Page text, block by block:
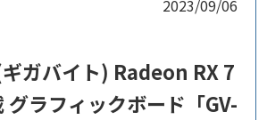
2023/09/06
ガバイト) Radeon RX 7
グラフィックボード「GV-